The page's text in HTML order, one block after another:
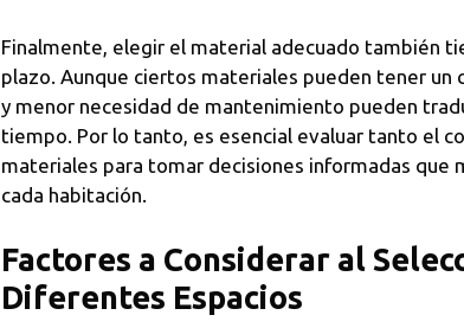
Finalmente, elegir el material adecuado también
plazo. Aunque ciertos materiales pueden tener un
y menor necesidad de mantenimiento pueden
tiempo. Por lo tanto, es esencial evaluar tanto el
materiales para tomar decisiones informadas que
cada habitación.
Factores a Considerar al
Diferentes Espacios